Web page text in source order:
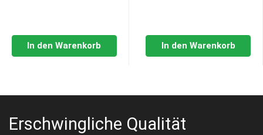
In den Warenkorb In den Warenkorb
Erschwingliche Qualität